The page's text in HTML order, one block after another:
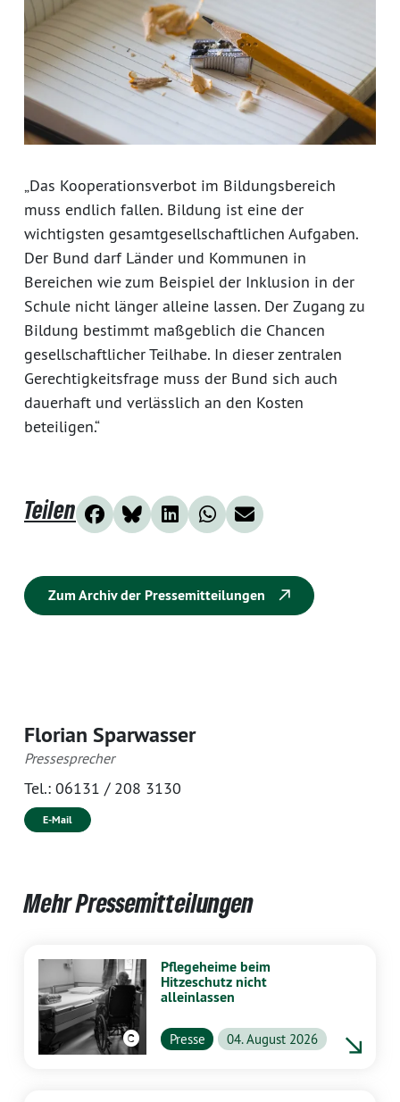
„Das Kooperationsverbot im Bildungsbereich
muss endlich fallen. Bildung ist eine der
wichtigsten gesamtgesellschaftlichen Aufgaben.
Der Bund darf Länder und Kommunen in
Bereichen wie zum Beispiel der Inklusion in der
Schule nicht länger alleine lassen. Der Zugang zu
Bildung bestimmt maßgeblich die Chancen
gesellschaftlicher Teilhabe. In dieser zentralen
Gerechtigkeitsfrage muss der Bund sich auch
dauerhaft und verlässlich an den Kosten
beteiligen.“
Teilen
Zum Archiv der Pressemitteilungen
Florian Sparwasser
Pressesprecher
Tel.: 06131 / 208 3130
E-Mail
Mehr Pressemitteilungen
Pflegeheime beim
Hitzeschutz nicht
alleinlassen
Presse 04. August 2026